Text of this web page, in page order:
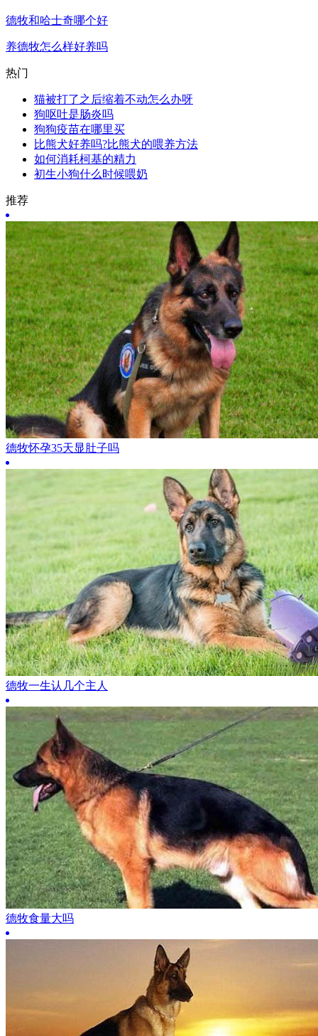
德牧和哈士奇哪个好
养德牧怎么样好养吗
热门
猫被打了之后缩着不动怎么办呀
狗呕吐是肠炎吗
狗狗疫苗在哪里买
比熊犬好养吗?比熊犬的喂养方法
如何消耗柯基的精力
初生小狗什么时候喂奶
推荐
德牧怀孕35天显肚子吗
德牧一生认几个主人
德牧食量大吗